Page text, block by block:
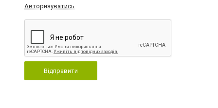
Авторизуватись
Відправити